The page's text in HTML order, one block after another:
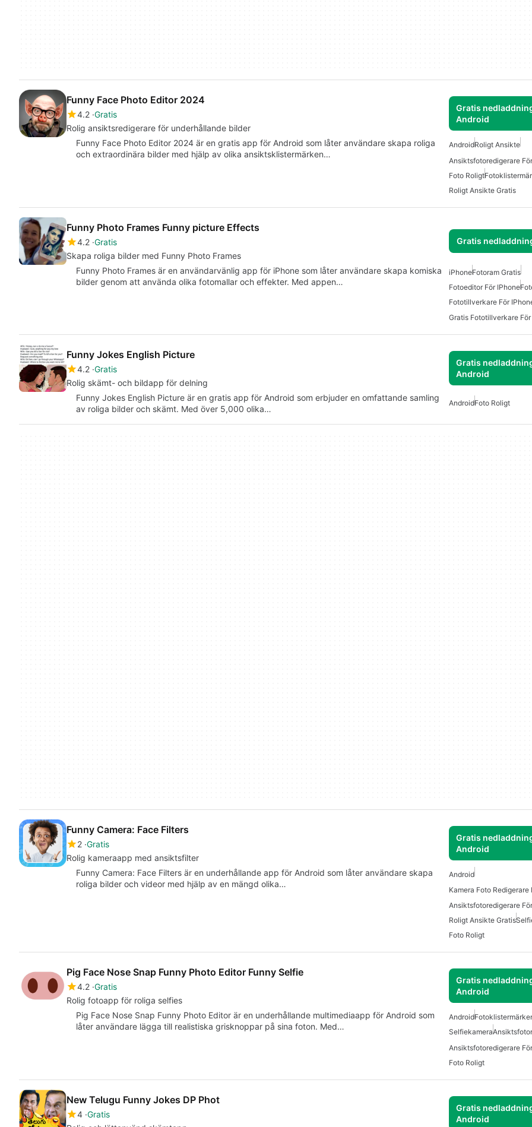
Funny Face Photo Editor 2024
4.2 Gratis
Rolig ansiktsredigerare för underhållande bilder
Gratis
Android
Funny Face Photo Editor 2024 är en gratis app för Android som låter användare skapa roliga
och extraordinära bilder med hjälp av olika ansiktsklistermärken…
AndroidRoligt Ansikte
Ansiktsfotoredigerare
Foto Roligt
Roligt Ansikte Gratis
Funny Photo Frames Funny picture Effects
4.2 Gratis
Skapa roliga bilder med Funny Photo Frames
Gratis
Funny Photo Frames är en användarvänlig app för iPhone som låter användare skapa komiska
bilder genom att använda olika fotomallar och effekter. Med appen…
iPhoneFotoram Gratis
Fotoeditor För IPhone
Fototillverkare För
Gratis Fototillverkare
Funny Jokes English Picture
4.2 Gratis
Rolig skämt- och bildapp för delning
Gratis
Android
Funny Jokes English Picture är en gratis app för Android som erbjuder en omfattande samling
av roliga bilder och skämt. Med över 5,000 olika…
AndroidFoto Roligt
Funny Camera: Face Filters
2 Gratis
Rolig kameraapp med ansiktsfilter
Gratis
Android
Funny Camera: Face Filters är en underhållande app för Android som låter användare skapa
roliga bilder och videor med hjälp av en mängd olika…
Android
Kamera Foto Redigerare
Ansiktsfotoredigerare
Roligt Ansikte Gratis
Foto Roligt
Pig Face Nose Snap Funny Photo Editor Funny Selfie
4.2 Gratis
Rolig fotoapp för roliga selfies
Gratis
Android
Pig Face Nose Snap Funny Photo Editor är en underhållande multimediaapp för Android som
låter användare lägga till realistiska grisknoppar på sina foton. Med…
Android
Selfiekamera
Ansiktsfotoredigerare
Foto Roligt
New Telugu Funny Jokes DP Phot
4 Gratis
Gratis
Android